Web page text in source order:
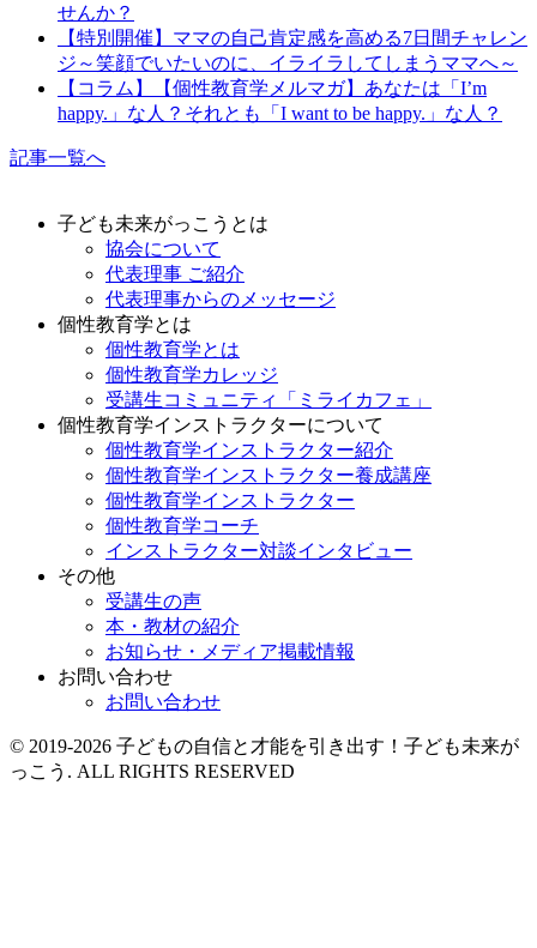
せんか？
【特別開催】ママの自己肯定感を高める7日間チャレン
ジ～笑顔でいたいのに、イライラしてしまうママへ～
【コラム】【個性教育学メルマガ】あなたは「I’m
happy.」な人？それとも「I want to be happy.」な人？
記事一覧へ
子ども未来がっこうとは
協会について
代表理事 ご紹介
代表理事からのメッセージ
個性教育学とは
個性教育学とは
個性教育学カレッジ
受講生コミュニティ「ミライカフェ」
個性教育学インストラクターについて
個性教育学インストラクター紹介
個性教育学インストラクター養成講座
個性教育学インストラクター
個性教育学コーチ
インストラクター対談インタビュー
その他
受講生の声
本・教材の紹介
お知らせ・メディア掲載情報
お問い合わせ
お問い合わせ
© 2019-2026 子どもの自信と才能を引き出す！子ども未来が
っこう. ALL RIGHTS RESERVED